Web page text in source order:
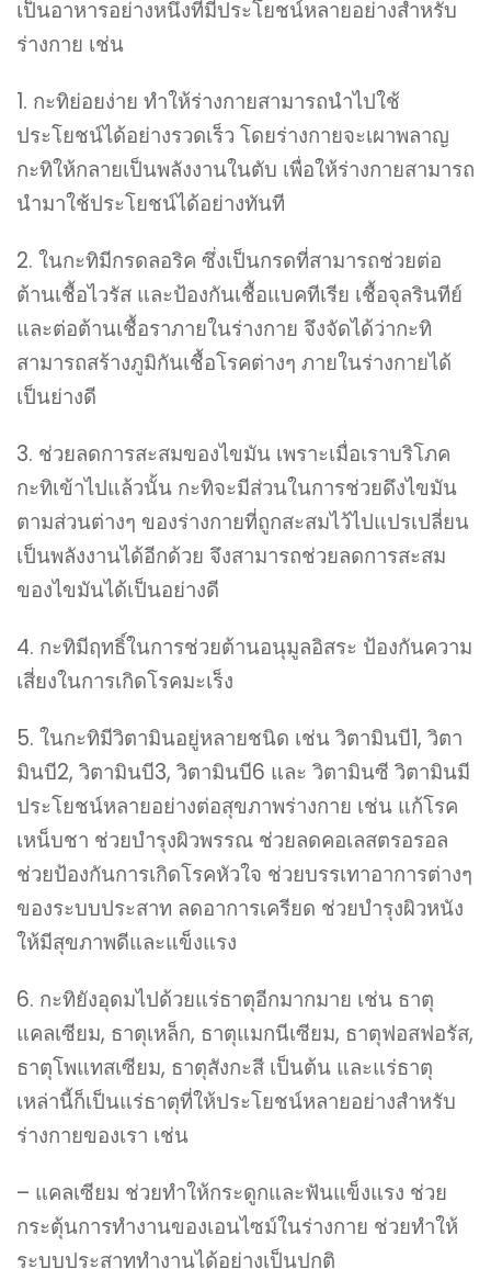
เป็นอาหารอย่างหนึ่งที่มีประโยชน์หลายอย่างสำหรับ
ร่างกาย เช่น
1. กะทิย่อยง่าย ทำให้ร่างกายสามารถนำไปใช้
ประโยชน์ได้อย่างรวดเร็ว โดยร่างกายจะเผาพลาญ
กะทิให้กลายเป็นพลังงานในตับ เพื่อให้ร่างกายสามารถ
นำมาใช้ประโยชน์ได้อย่างทันที
2. ในกะทิมีกรดลอริค ซึ่งเป็นกรดที่สามารถช่วยต่อ
ต้านเชื้อไวรัส และป้องกันเชื้อแบคทีเรีย เชื้อจุลรินทีย์
และต่อต้านเชื้อราภายในร่างกาย จึงจัดได้ว่ากะทิ
สามารถสร้างภูมิกันเชื้อโรคต่างๆ ภายในร่างกายได้
เป็นย่างดี
3. ช่วยลดการสะสมของไขมัน เพราะเมื่อเราบริโภค
กะทิเข้าไปแล้วนั้น กะทิจะมีส่วนในการช่วยดึงไขมัน
ตามส่วนต่างๆ ของร่างกายที่ถูกสะสมไว้ไปแปรเปลี่ยน
เป็นพลังงานได้อีกด้วย จึงสามารถช่วยลดการสะสม
ของไขมันได้เป็นอย่างดี
4. กะทิมีฤทธิ์ในการช่วยต้านอนุมูลอิสระ ป้องกันความ
เสี่ยงในการเกิดโรคมะเร็ง
5. ในกะทิมีวิตามินอยู่หลายชนิด เช่น วิตามินบี1, วิตา
มินบี2, วิตามินบี3, วิตามินบี6 และ วิตามินซี วิตามินมี
ประโยชน์หลายอย่างต่อสุขภาพร่างกาย เช่น แก้โรค
เหน็บชา ช่วยบำรุงผิวพรรณ ช่วยลดคอเลสตรอรอล
ช่วยป้องกันการเกิดโรคหัวใจ ช่วยบรรเทาอาการต่างๆ
ของระบบประสาท ลดอาการเครียด ช่วยบำรุงผิวหนัง
ให้มีสุขภาพดีและแข็งแรง
6. กะทิยังอุดมไปด้วยแร่ธาตุอีกมากมาย เช่น ธาตุ
แคลเซียม, ธาตุเหล็ก, ธาตุแมกนีเซียม, ธาตุฟอสฟอรัส,
ธาตุโพแทสเซียม, ธาตุสังกะสี เป็นต้น และแร่ธาตุ
เหล่านี้ก็เป็นแร่ธาตุที่ให้ประโยชน์หลายอย่างสำหรับ
ร่างกายของเรา เช่น
– แคลเซียม ช่วยทำให้กระดูกและฟันแข็งแรง ช่วย
กระตุ้นการทำงานของเอนไซม์ในร่างกาย ช่วยทำให้
ระบบประสาททำงานได้อย่างเป็นปกติ